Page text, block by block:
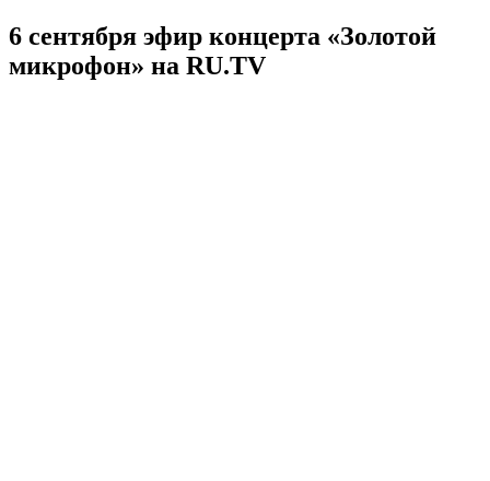
6 сентября эфир концерта «Золотой
микрофон» на RU.TV